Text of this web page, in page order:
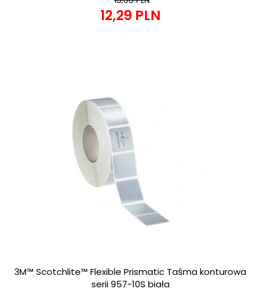
12,29 PLN
3M™ Scotchlite™ Flexible Prismatic Taśma konturowa
serii 957-10S biała